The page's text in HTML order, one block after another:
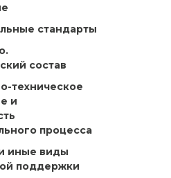
стандарты
состав
техническое
и
процесса
иные виды
поддержки